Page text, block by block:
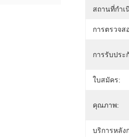
สถานที่กำเ
การตรวจส
การรับประ
ใบสมัคร:
คุณภาพ:
บริการหลัง